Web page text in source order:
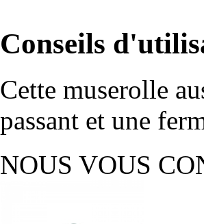
Conseils
Cette muserolle
passant et une
NOUS VOUS